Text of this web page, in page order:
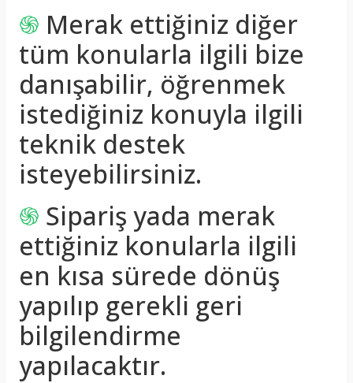
֍ Merak ettiğiniz diğer
tüm konularla ilgili bize
danışabilir, öğrenmek
istediğiniz konuyla ilgili
teknik destek
isteyebilirsiniz.
֍ Sipariş yada merak
ettiğiniz konularla ilgili
en kısa sürede dönüş
yapılıp gerekli geri
bilgilendirme
yapılacaktır.